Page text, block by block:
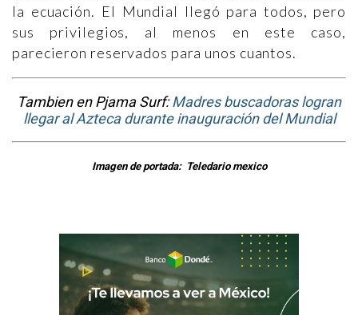
la ecuación. El Mundial llegó para todos, pero
sus privilegios, al menos en este caso,
parecieron reservados para unos cuantos.
Tambien en Pjama Surf:Madres buscadoras logran
llegar al Azteca durante inauguración del Mundial
Imagen de portada: Teledario mexico